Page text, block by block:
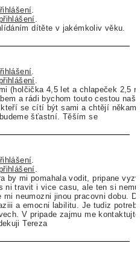
dítěte v jakémkoliv věku.
(holčička 4,5 let a chlapeček 2,5
a rádi bychom touto cestou
se cítí být sami a chtějí někam
šťastní. Těším se
by mi pomahala vodit, pripane
ni travit i vice casu, ale ten si
neumozni jinou pracovni dobu.
a emocni labilitu. Je tudiz
V pripade zajmu me
Tereza